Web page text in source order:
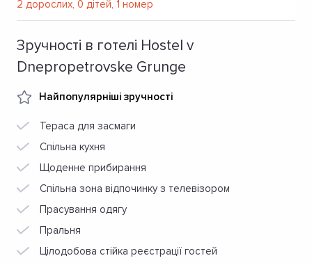
Зручності в готелі Hostel v
Dnepropetrovske Grunge
Найпопулярніші зручності
Тераса для засмаги
Спільна кухня
Щоденне прибирання
Спільна зона відпочинку з телевізором
Прасування одягу
Пральня
Цілодобова стійка реєстрації гостей